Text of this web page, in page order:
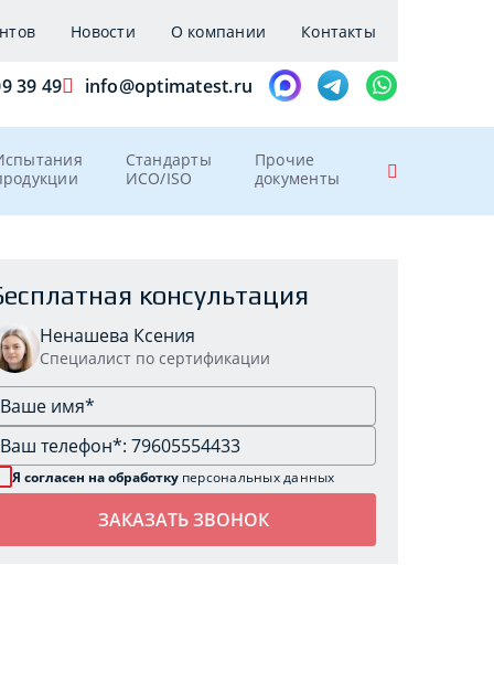
Новости О компании Контакты
39 49 info@optimatest.ru
Стандарты
ИСО/ISO
Прочие
документы
консультация
Ненашева Ксения
Специалист по сертификации
Я согласен на обработку персональных данных